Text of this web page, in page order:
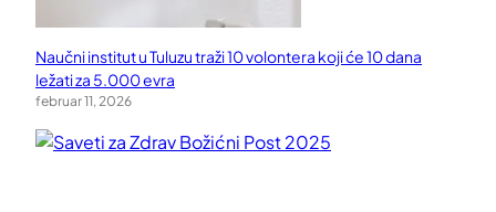
Naučni institut u Tuluzu traži 10 volontera koji će 10 dana
ležati za 5.000 evra
februar 11, 2026